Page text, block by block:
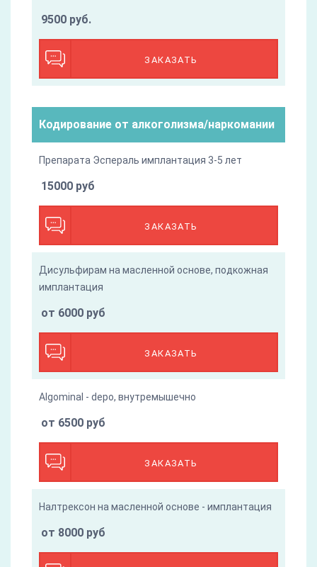
ЗАКАЗАТЬ
9500 руб.
Кодирование от алкоголизма/наркомании
Препарата Эспераль имплантация 3-5 лет
ЗАКАЗАТЬ
15000 руб
Дисульфирам на масленной основе, подкожная
имплантация
ЗАКАЗАТЬ
от 6000 руб
Algominal - depo, внутремышечно
ЗАКАЗАТЬ
от 6500 руб
Налтрексон на масленной основе - имплантация
от 8000 руб